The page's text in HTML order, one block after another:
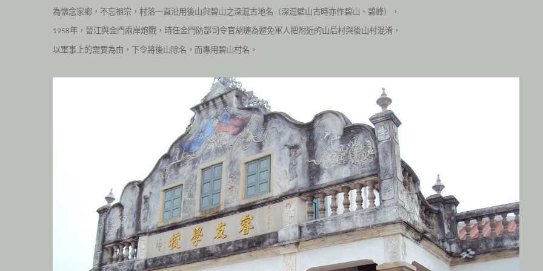
為懷念家鄉，不忘祖宗，村落一直沿用後山與碧山之深滬古地名（深滬壁山古時亦作碧山、碧峰），
1958年，晉江與金門兩岸炮戰，時任金門防部司令官胡璉為避免軍人把附近的山后村與後山村混淆，
以軍事上的需要為由，下令將後山除名，而專用碧山村名。